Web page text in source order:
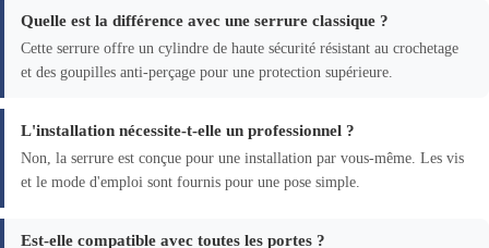
Quelle est la différence avec une serrure classique ?
Cette serrure offre un cylindre de haute sécurité résistant au crochetage
et des goupilles anti-perçage pour une protection supérieure.
L'installation nécessite-t-elle un professionnel ?
Non, la serrure est conçue pour une installation par vous-même. Les vis
et le mode d'emploi sont fournis pour une pose simple.
Est-elle compatible avec toutes les portes ?